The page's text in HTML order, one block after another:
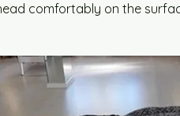
comfortably on the